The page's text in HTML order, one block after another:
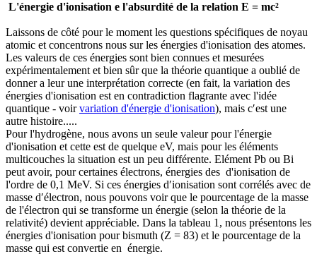
L'énergie d'ionisation e l'absurdité de la relation E = mc²
Laissons de côté pour le moment les questions spécifiques de noyau
atomic et concentrons nous sur les énergies d'ionisation des atomes.
Les valeurs de ces énergies sont bien connues et mesurées
expérimentalement et bien sûrque la théorie quantique a oublié de
donner a leur une interprétation correcte (en fait, la variation des
énergies d'ionisation est en contradiction flagrante avec l'idée
quantique - voirvariation d'énergie d'ionisation), mais c′est une
autre histoire.....
Pour l'hydrogène, nous avons un seule valeur pourl'énergie
d'ionisation et cette est de quelque eV, mais pour les éléments
multicouches la situation est un peu différente. Elément Pb ou Bi
peut avoir, pour certaines électrons, énergies des d'ionisation de
l'ordre de 0,1 MeV. Si ces énergies d′ionisation sont corrélés avec de
masse d′électron, nous pouvons voir que le pourcentage de la masse
de l'électron qui se transforme un énergie (selon la théorie de la
relativité) devient appréciable. Dans la tableau 1, nous présentons les
énergies d'ionisation pour bismuth (Z = 83) et le pourcentage de la
masse qui est convertie en énergie.